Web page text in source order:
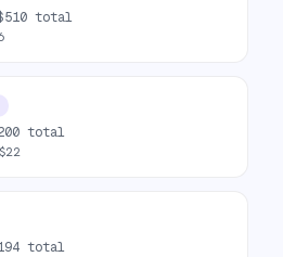
510 total
total
22
total